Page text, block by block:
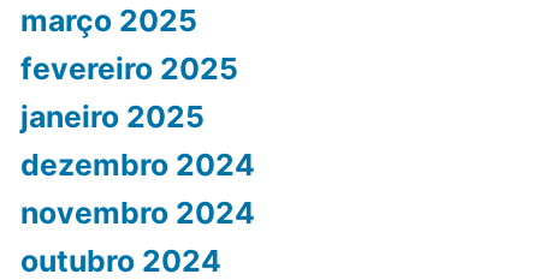
março 2025
fevereiro 2025
janeiro 2025
dezembro 2024
novembro 2024
outubro 2024